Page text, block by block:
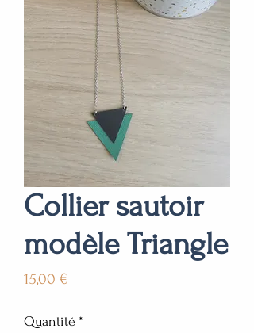
Collier sautoir
modèle Triangle
15,00 €
Quantité *